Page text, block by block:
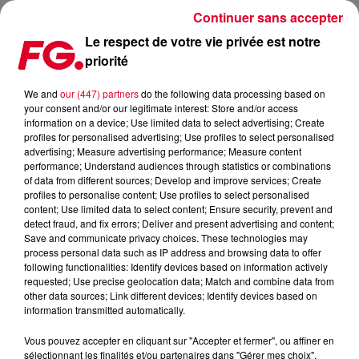
ROBIN SCHULZ, TOPIC, PAUL VAN DYK, NICO SANTOS : LA
Publié : 28 janvier 2022 à 8h22 par Antony HARARI
Robin Schulz, Topic et Paul Van Dyk réunis sur le même titre
Le respect de votre vie privée est notre
priorité
We and our (447) partnersdo the following data processing based on
your consent and/or our legitimate interest: Store and/or access
information on a device; Use limited data to select advertising; Create
profiles for personalised advertising; Use profiles to select personalised
advertising; Measure advertising performance; Measure content
performance; Understand audiences through statistics or combinations
of data from different sources; Develop and improve services; Create
profiles to personalise content; Use profiles to select personalised
content; Use limited data to select content; Ensure security, prevent and
detect fraud, and fix errors; Deliver and present advertising and content;
Save and communicate privacy choices. These technologies may
process personal data such as IP address and browsing data to offer
following functionalities: Identify devices based on information actively
requested; Use precise geolocation data; Match and combine data from
other data sources; Link different devices; Identify devices based on
information transmitted automatically.
Vous pouvez accepter en cliquant sur "Accepter et fermer", ou affiner en
sélectionnant les finalités et/ou partenaires dans "Gérer mes choix".
Continuer sans accepter